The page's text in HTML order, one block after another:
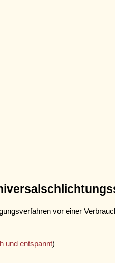
vor einer
und entspannt)